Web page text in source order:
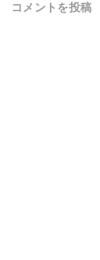
コメントを投稿